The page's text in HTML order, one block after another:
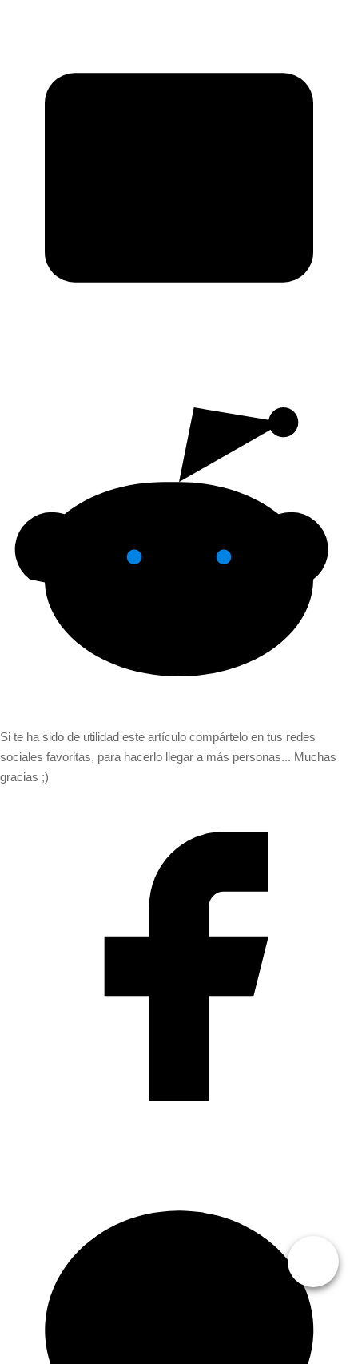
Si te ha sido de utilidad este artículo compártelo en tus redes
sociales favoritas, para hacerlo llegar a más personas... Muchas
gracias ;)